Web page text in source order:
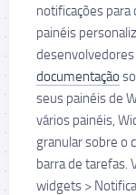
notificações para
painéis
documentação
seus painéis de
vários painéis,
granular sobre o
barra de tarefas.
widgets >